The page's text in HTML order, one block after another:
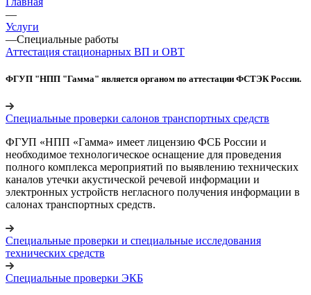
—
Услуги
—Специальные работы
Аттестация стационарных ВП и ОВТ
ФГУП "НПП "Гамма" является органом по аттестации ФСТЭК России.
Специальные проверки салонов транспортных средств
ФГУП «НПП «Гамма» имеет лицензию ФСБ России и
необходимое технологическое оснащение для проведения
полного комплекса мероприятий по выявлению технических
каналов утечки акустической речевой информации и
электронных устройств негласного получения информации в
салонах транспортных средств.
Специальные проверки и специальные исследования
технических средств
Специальные проверки ЭКБ